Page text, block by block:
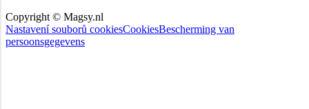
Copyright © Magsy.nl
Nastavení souborů cookiesCookiesBescherming van
persoonsgegevens